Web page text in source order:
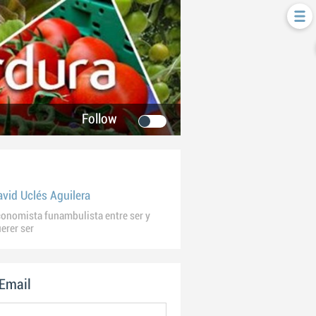
Follow
Uclés Aguilera
funambulista entre ser y
ser